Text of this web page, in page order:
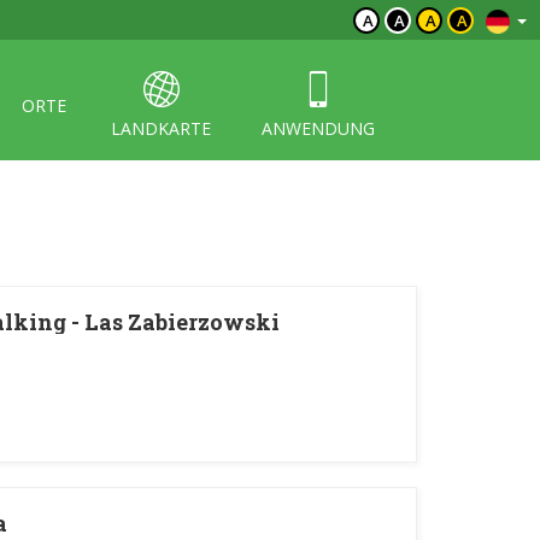
A A A A
ORTE
LANDKARTE
ANWENDUNG
- Las Zabierzowski